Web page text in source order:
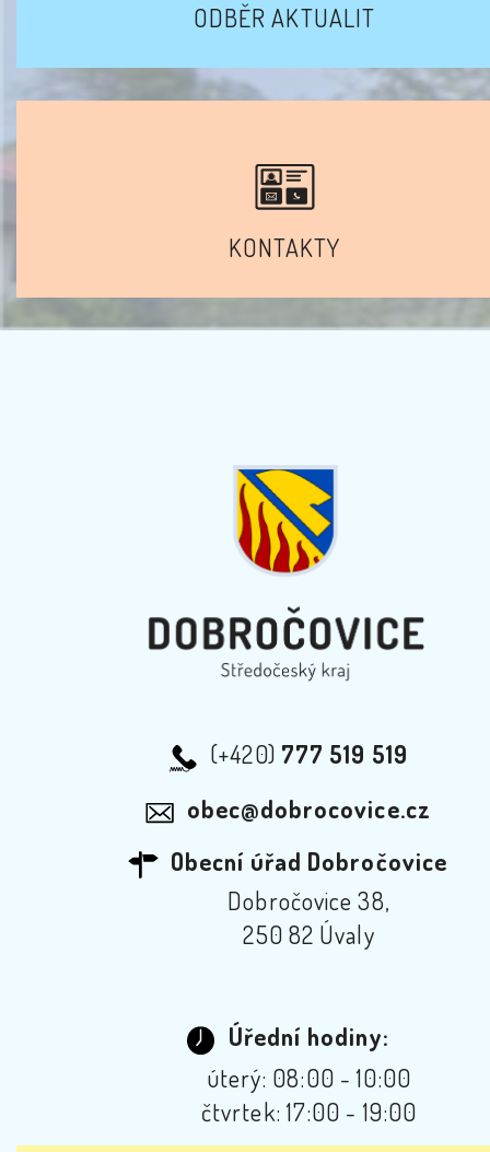
ODBĚR AKTUALIT
KONTAKTY
(+420) 777 519 519
obec@dobrocovice.cz
Obecní úřad Dobročovice
Dobročovice 38,
250 82 Úvaly
Úřední hodiny:
úterý: 08:00 - 10:00
čtvrtek: 17:00 - 19:00